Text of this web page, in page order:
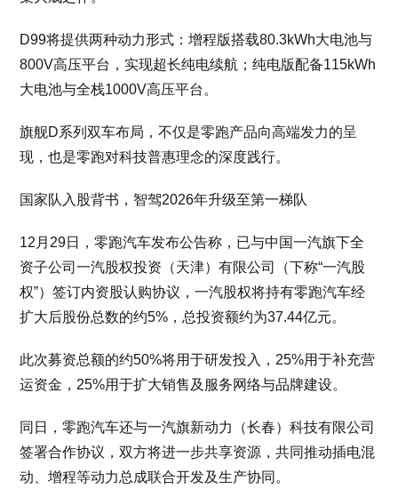
D99将提供两种动力形式：增程版搭载80.3kWh大电池与
800V高压平台，实现超长纯电续航；纯电版配备115kWh
大电池与全栈1000V高压平台。
旗舰D系列双车布局，不仅是零跑产品向高端发力的呈
现，也是零跑对科技普惠理念的深度践行。
国家队入股背书，智驾2026年升级至第一梯队
12月29日，零跑汽车发布公告称，已与中国一汽旗下全
资子公司一汽股权投资（天津）有限公司（下称“一汽股
权”）签订内资股认购协议，一汽股权将持有零跑汽车经
扩大后股份总数的约5%，总投资额约为37.44亿元。
此次募资总额的约50%将用于研发投入，25%用于补充营
运资金，25%用于扩大销售及服务网络与品牌建设。
同日，零跑汽车还与一汽旗新动力（长春）科技有限公司
签署合作协议，双方将进一步共享资源，共同推动插电混
动、增程等动力总成联合开发及生产协同。